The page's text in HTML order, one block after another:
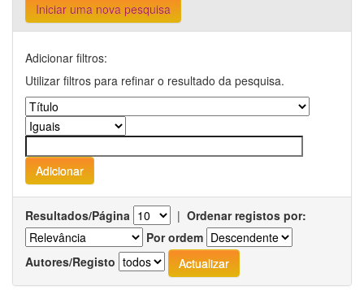
Iniciar uma nova pesquisa
Adicionar filtros:
Utilizar filtros para refinar o resultado da pesquisa.
Resultados/Página | Ordenar registos por:
Por ordem
Autores/Registo